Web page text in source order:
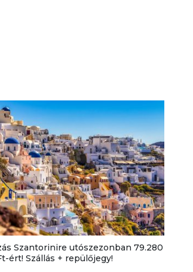
Szantorinire utószezonban 79.280
ért! Szállás + repülőjegy!